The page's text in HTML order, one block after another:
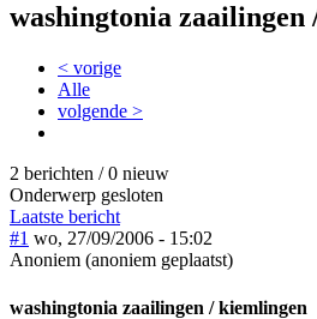
washingtonia zaailingen
< vorige
Alle
volgende >
2 berichten / 0 nieuw
Onderwerp gesloten
Laatste bericht
#1 wo, 27/09/2006 - 15:02
Anoniem (anoniem geplaatst)
washingtonia zaailingen / kiemlingen